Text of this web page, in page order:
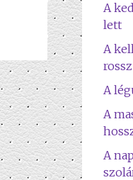
A
lett
A
A
A
A